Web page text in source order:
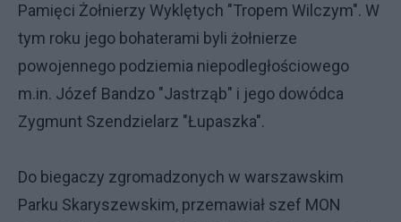
Pamięci Żołnierzy Wyklętych "Tropem Wilczym". W
tym roku jego bohaterami byli żołnierze
powojennego podziemia niepodległościowego
m.in. Józef Bandzo "Jastrząb" i jego dowódca
Zygmunt Szendzielarz "Łupaszka".
Do biegaczy zgromadzonych w warszawskim
Parku Skaryszewskim, przemawiał szef MON